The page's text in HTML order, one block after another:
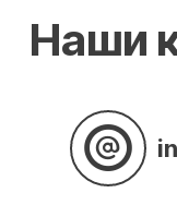
Наши